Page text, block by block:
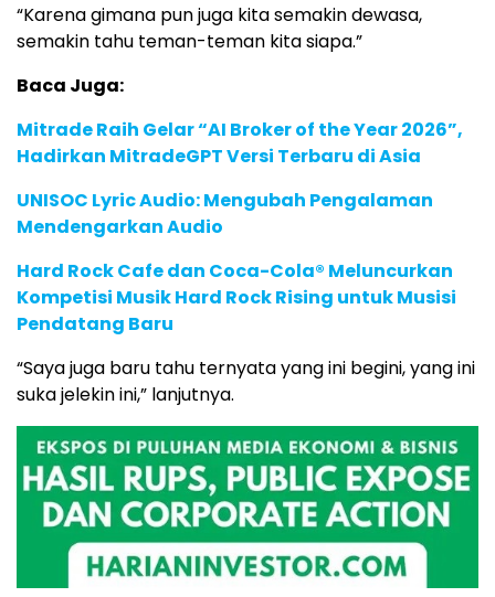
“Karena gimana pun juga kita semakin dewasa,
semakin tahu teman-teman kita siapa.”
Baca Juga:
Mitrade Raih Gelar “AI Broker of the Year 2026”,
Hadirkan MitradeGPT Versi Terbaru di Asia
UNISOC Lyric Audio: Mengubah Pengalaman
Mendengarkan Audio
Hard Rock Cafe dan Coca-Cola® Meluncurkan
Kompetisi Musik Hard Rock Rising untuk Musisi
Pendatang Baru
“Saya juga baru tahu ternyata yang ini begini, yang ini
suka jelekin ini,” lanjutnya.